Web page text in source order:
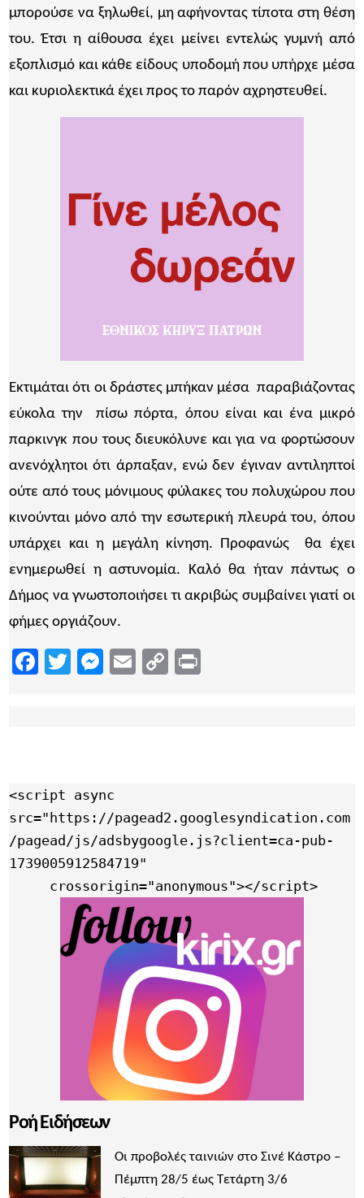
μπορούσε να ξηλωθεί, μη αφήνοντας τίποτα στη θέση
του. Έτσι η αίθουσα έχει μείνει εντελώς γυμνή από
εξοπλισμό και κάθε είδους υποδομή που υπήρχε μέσα
και κυριολεκτικά έχει προς το παρόν αχρηστευθεί.
Εκτιμάται ότι οι δράστες μπήκαν μέσα παραβιάζοντας
εύκολα την πίσω πόρτα, όπου είναι και ένα μικρό
παρκινγκ που τους διευκόλυνε και για να φορτώσουν
ανενόχλητοι ότι άρπαξαν, ενώ δεν έγιναν αντιληπτοί
ούτε από τους μόνιμους φύλακες του πολυχώρου που
κινούνται μόνο από την εσωτερική πλευρά του, όπου
υπάρχει και η μεγάλη κίνηση. Προφανώς θα έχει
ενημερωθεί η αστυνομία. Καλό θα ήταν πάντως ο
Δήμος να γνωστοποιήσει τι ακριβώς συμβαίνει γιατί οι
φήμες οργιάζουν.
Facebook
TwitterMessenger
EmailCopy
<script async
src="https://pagead2.googlesyndication.com
/pagead/js/adsbygoogle.js?client=ca-pub-
1739005912584719"
     crossorigin="anonymous"></script>
Ροή Ειδήσεων
Οι προβολές ταινιών στο Σινέ Κάστρο –
Πέμπτη 28/5 έως Τετάρτη 3/6